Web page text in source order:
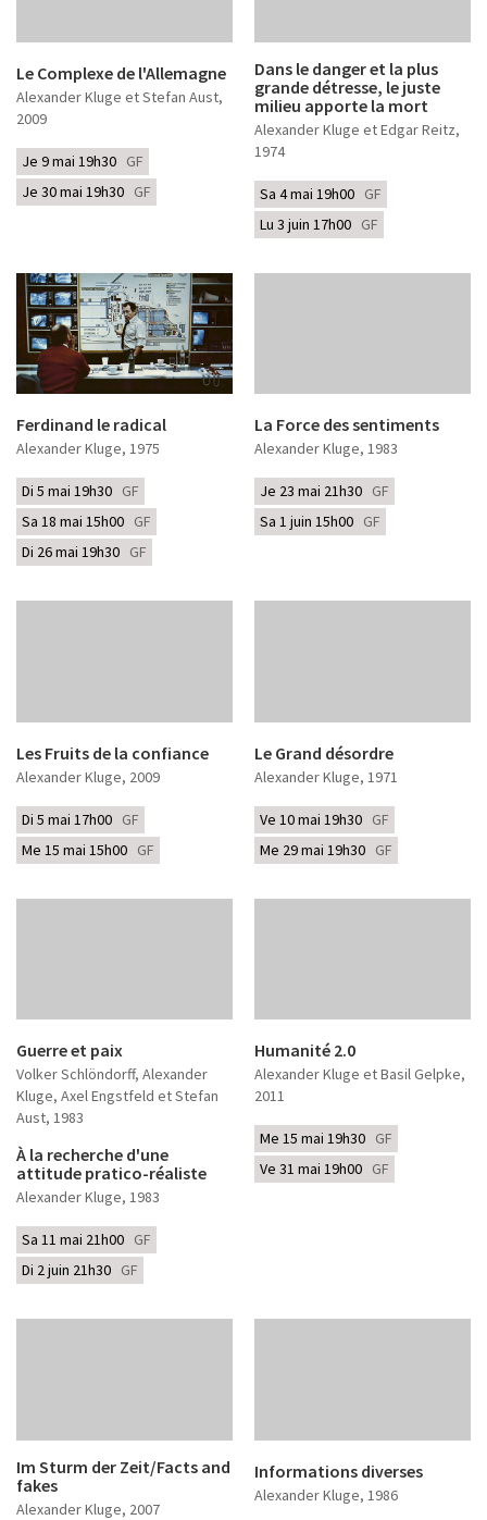
Le Complexe de l'Allemagne
Alexander Kluge et Stefan Aust,
2009
Je 9 mai 19h30 GF
Je 30 mai 19h30 GF
Dans le danger et la plus
grande détresse, le juste
milieu apporte la mort
Alexander Kluge et Edgar Reitz,
1974
Sa 4 mai 19h00 GF
Lu 3 juin 17h00 GF
Ferdinand le radical
Alexander Kluge, 1975
Di 5 mai 19h30 GF
Sa 18 mai 15h00 GF
Di 26 mai 19h30 GF
La Force des sentiments
Alexander Kluge, 1983
Je 23 mai 21h30 GF
Sa 1 juin 15h00 GF
Les Fruits de la confiance
Alexander Kluge, 2009
Di 5 mai 17h00 GF
Me 15 mai 15h00 GF
Le Grand désordre
Alexander Kluge, 1971
Ve 10 mai 19h30 GF
Me 29 mai 19h30 GF
Guerre et paix
Volker Schlöndorff, Alexander
Kluge, Axel Engstfeld et Stefan
Aust, 1983
À la recherche d'une
attitude pratico-réaliste
Alexander Kluge, 1983
Sa 11 mai 21h00 GF
Di 2 juin 21h30 GF
Humanité 2.0
Alexander Kluge et Basil Gelpke,
2011
Me 15 mai 19h30 GF
Ve 31 mai 19h00 GF
Im Sturm der Zeit/Facts and
fakes
Alexander Kluge, 2007
Informations diverses
Alexander Kluge, 1986